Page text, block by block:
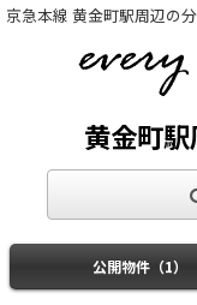
京急本線 黄金町駅周辺の
黄金町
公開物件（1）